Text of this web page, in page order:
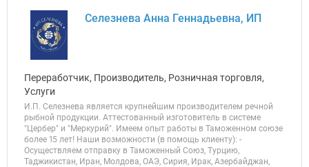
Селезнева Анна Геннадьевна, ИП
Переработчик, Производитель, Розничная торговля,
Услуги
И.П. Селезнева является крупнейшим производителем речной
рыбной продукции. Аттестованный изготовитель в системе
"Цербер" и "Меркурий". Имеем опыт работы в Таможенном союзе
более 15 лет! Наши возможности (в помощь клиенту): -
Осуществляем отправку в Таможенный Союз, Турцию,
Таджикистан, Иран, Молдова, ОАЭ, Сирия, Ирак, Азербайджан,